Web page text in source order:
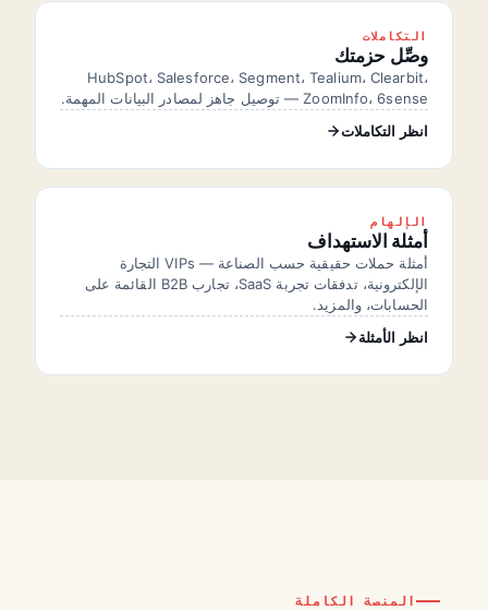
التكاملات
وصِّل حزمتك
HubSpot، Salesforce، Segment، Tealium، Clearbit،
ZoomInfo، 6sense — توصيل جاهز لمصادر البيانات المهمة.
انظر التكاملات
الإلهام
أمثلة الاستهداف
أمثلة حملات حقيقية حسب الصناعة — VIPs التجارة
الإلكترونية، تدفقات تجربة SaaS، تجارب B2B القائمة على
الحسابات، والمزيد.
انظر الأمثلة
المنصة الكاملة